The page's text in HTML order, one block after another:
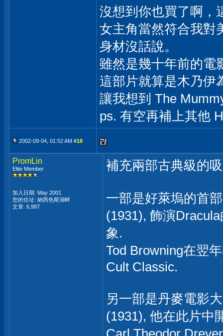
沒想到你也買了啊，
女主角當然符合我對
身材沒話說。
雖然是幾十年前的電
這部片就算是木乃伊
讓我想到 The
ps. 有空再補上其他
2002-09-04, 01:52 AM #18
PromLin
Elite Member
加入日期: May 2001
您的住址: 納西色斯湖畔
文章: 6,987
補充兩部古典級的
一部是好萊塢的首
(1931), 飾演
象.
Tod Browning在翌
Cult Classic.
另一部是丹麥電影
(1931), 他在此片中